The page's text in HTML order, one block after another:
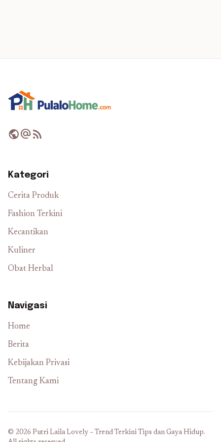
publicalternate_emailrss_feed
Kategori
Cerita Produk
Fashion Terkini
Kecantikan
Kuliner
Obat Herbal
Navigasi
Home
Berita
Kebijakan Privasi
Tentang Kami
© 2026 Putri Laila Lovely – Trend Terkini Tips dan Gaya Hidup.